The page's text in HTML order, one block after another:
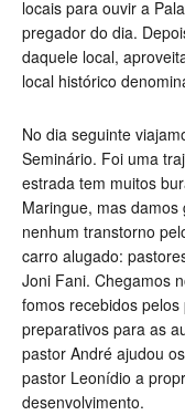
locais para ouvir a
pregador do dia.
daquele local,
local histórico
No dia seguinte
Seminário. Foi uma
estrada tem muitos
Maringue, mas
nenhum transtorno
carro alugado:
Joni Fani. Chegamos
fomos recebidos
preparativos para as
pastor André ajudou
pastor Leonídio a
desenvolvimento.